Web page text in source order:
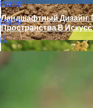
Ландшафтный Дизайн:
Пространства В